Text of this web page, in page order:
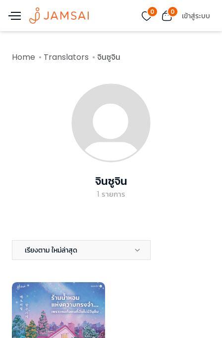
0 0 เข้าสู่ระบบ
Home Translators จินซูจิน
จินซูจิน
1 รายการ
เรียงตาม ใหม่ล่าสุด